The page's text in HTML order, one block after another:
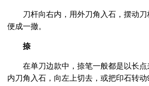
刀杆向右内，用外刀角入石，摆动刀
便成一撤。
捺
在单刀边款中，捺笔一般都是以长
内刀角入石，向左上切去，或把印石转